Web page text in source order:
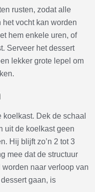
rusten, zodat alle
vocht kan worden
hem enkele uren, of
Serveer het dessert
lekker grote lepel om
Dek de schaal
uit de koelkast geen
Hij blijft zo’n 2 tot 3
mee dat de structuur
naar verloop van
gaan, is